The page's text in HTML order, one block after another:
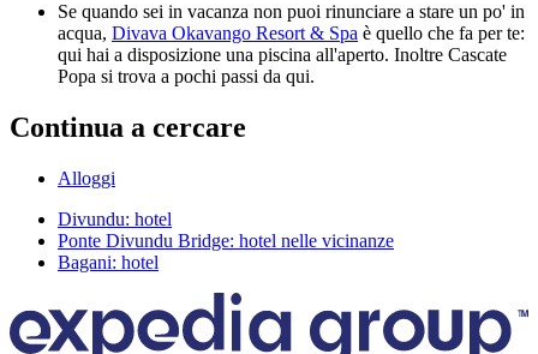
Se quando sei in vacanza non puoi rinunciare a stare un po' in
acqua, Divava Okavango Resort & Spa è quello che fa per te:
qui hai a disposizione una piscina all'aperto. Inoltre Cascate
Popa si trova a pochi passi da qui.
Continua a cercare
Alloggi
Divundu: hotel
Ponte Divundu Bridge: hotel nelle vicinanze
Bagani: hotel